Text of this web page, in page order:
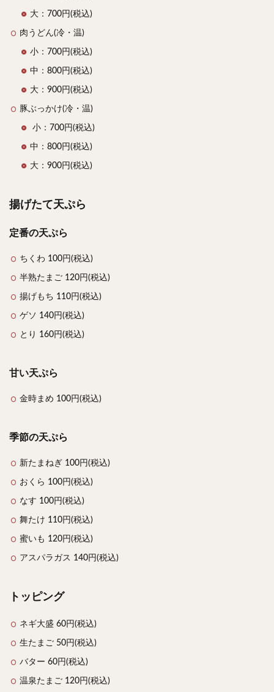
大：700円(税込)
肉うどん(冷・温)
小：700円(税込)
中：800円(税込)
大：900円(税込)
豚ぶっかけ(冷・温)
小：700円(税込)
中：800円(税込)
大：900円(税込)
揚げたて天ぷら
定番の天ぷら
ちくわ 100円(税込)
半熟たまご 120円(税込)
揚げもち 110円(税込)
ゲソ 140円(税込)
とり 160円(税込)
甘い天ぷら
金時まめ 100円(税込)
季節の天ぷら
新たまねぎ 100円(税込)
おくら 100円(税込)
なす 100円(税込)
舞たけ 110円(税込)
蜜いも 120円(税込)
アスパラガス 140円(税込)
トッピング
ネギ大盛 60円(税込)
生たまご 50円(税込)
バター 60円(税込)
温泉たまご 120円(税込)